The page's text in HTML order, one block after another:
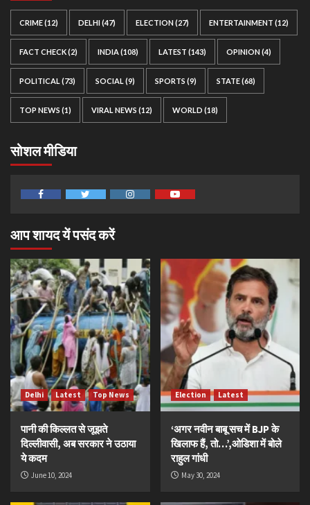
CRIME(12) DELHI(47) ELECTION(27) ENTERTAINMENT (12)
FACT CHECK(2) INDIA(108) LATEST (143) OPINION(4)
POLITICAL (73) SOCIAL (9) SPORTS (9) STATE(68)
TOP NEWS (1) VIRAL NEWS (12) WORLD (18)
सोशल मीडिया
आप शायद यें पसंद करें
Delhi Latest Top News
पानी की किल्लत से जूझते
दिल्लीवासी, अब सरकार ने उठाया
ये कदम
June 10, 2024
Election Latest
‘अगर नवीन बाबू सच में BJP के
खिलाफ हैं, तो…’,ओडिशा में बोले
राहुल गांधी
May 30, 2024